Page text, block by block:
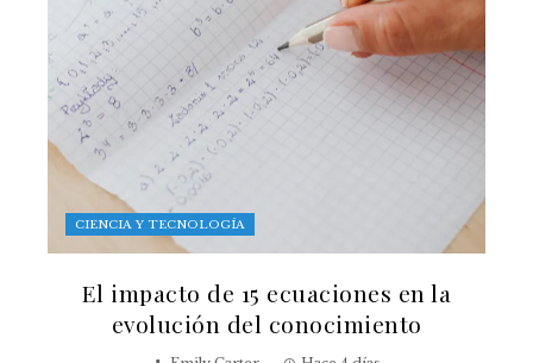
CIENCIA Y TECNOLOGÍA
El impacto de 15 ecuaciones en la
evolución del conocimiento